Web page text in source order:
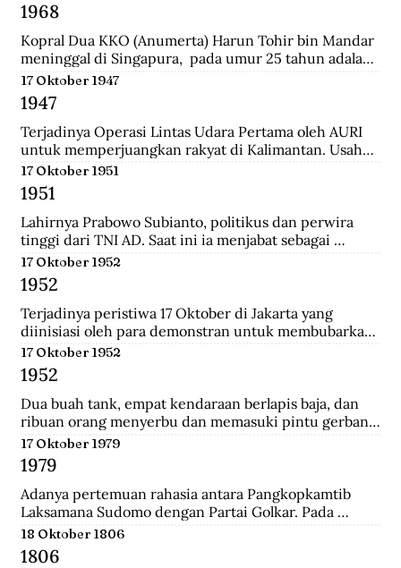
pabrik-pabrik di luar kota, sisanya dari Jakarta
dikelola jagoan-jagoan Betawi. Tentara mengorganisir
demonstrasi itu, dengan dukungan tank dan artileri,
bergerak ke istana presiden, menuntut pembubaran
parlemen.
1968
Kopral Dua KKO (Anumerta) Harun Tohir bin Mandar
meninggal di Singapura,  pada umur 25 tahun adalah
salah satu dari dua anggota KKO Korps Komando; kini
disebut Korps Marinir Indonesia yang ditangkap di
Singapura pada saat terjadinya Konfrontasi dengan
Malaysia. Bersama dengan seorang anggota KKO
lainnya bernama Usman, ia dihukum gantung oleh
pemerintah Singapura pada Oktober 1968 dengan
tuduhan meletakkan bom di wilayah pusat kota
Singapura yang padat pada 10 Maret 1965.
17 Oktober 1947
1947
Terjadinya Operasi Lintas Udara Pertama oleh AURI
untuk memperjuangkan rakyat di Kalimantan. Usaha
ini berhasil menerobos blokade udara Belanda dan
berhasil menerjunkan pasukan didaratan Kalimantan
dan membantu pasukan gerilaya dalam melawan
NICA.
17 Oktober 1951
1951
Lahirnya Prabowo Subianto, politikus dan perwira
tinggi dari TNI AD. Saat ini ia menjabat sebagai
Menteri Pertahanan.
17 Oktober 1952
1952
Terjadinya peristiwa 17 Oktober di Jakarta yang
diinisiasi oleh para demonstran untuk membubarkan
Parlemen Indonesia akibat korupsi yang meluas dan
memburuk di Indonesia.
17 Oktober 1952
1952
Dua buah tank, empat kendaraan berlapis baja, dan
ribuan orang menyerbu dan memasuki pintu gerbang
Istana Merdeka, kediaman Presiden Sukarno. Mereka
berkerumun dan menggelar spanduk yang
bertuliskan "Bubarkan Parlemen"!.
17 Oktober 1979
1979
Adanya pertemuan rahasia antara Pangkopkamtib
Laksamana Sudomo dengan Partai Golkar. Pada
pertemuan ini mengecam gagasan ABRI mesti
berpihak pada penguasa jelang Pemilu 1982.
18 Oktober 1806
1806